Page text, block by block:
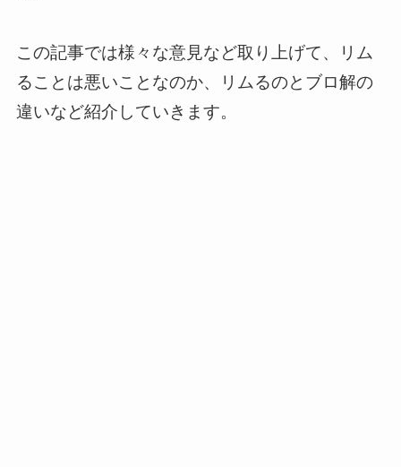
この記事では様々な意見など取り上げて、リム
ることは悪いことなのか、リムるのとブロ解の
違いなど紹介していきます。